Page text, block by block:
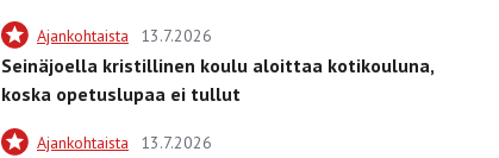
Ajankohtaista 13.7.2026
Seinäjoella kristillinen koulu aloittaa kotikouluna,
koska opetuslupaa ei tullut
Ajankohtaista 13.7.2026